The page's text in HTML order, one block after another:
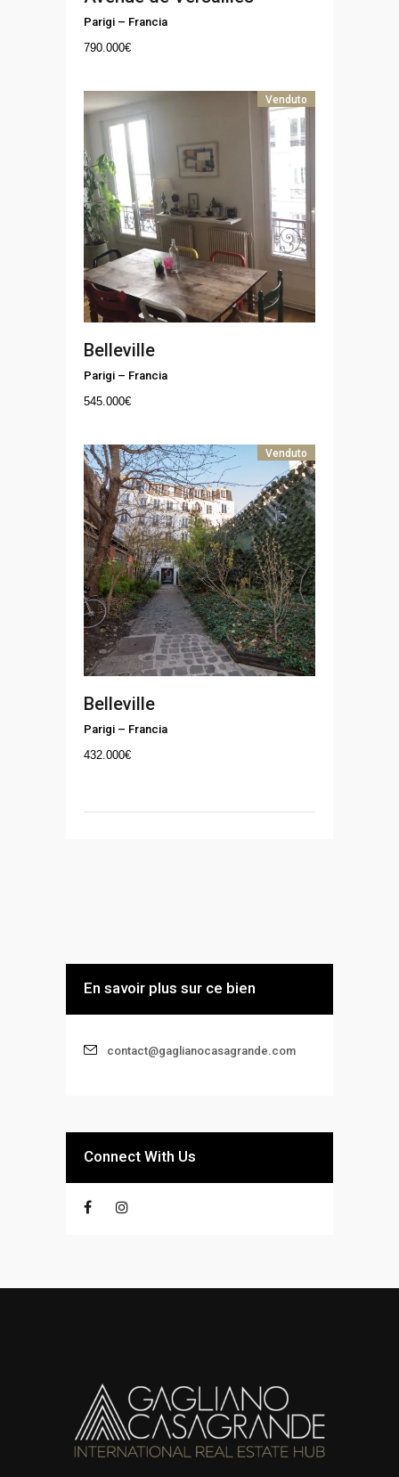
Parigi – Francia
790.000€
Venduto
Belleville
Parigi – Francia
545.000€
Venduto
Belleville
Parigi – Francia
432.000€
En savoir plus sur ce bien
contact@gaglianocasagrande.com
Connect With Us